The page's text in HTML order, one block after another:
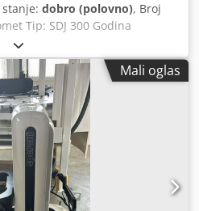
stanje: dobro (polovno), Broj
Tip: SDJ 300 Godina
K017 200 Merljivi
Dodpfx Ameiim Szsbeck
mm Tačnost: 0.002 mm
utičnica ISO 40 1x
zamenljiva utičnica ISO 50 1x
1.000 x 600 x 1.850 mm
Mali oglas